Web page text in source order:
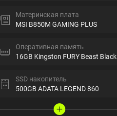
Материнская плата
MSI B850M GAMING PLUS
Оперативная память
16GB Kingston FURY Beast Black
SSD накопитель
500GB ADATA LEGEND 860